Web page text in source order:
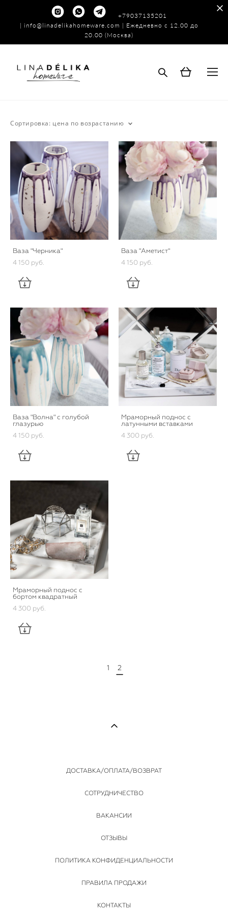
+79037135201
| info@linadelikahomeware.com | Ежедневно с 12.00 до
20.00 (Москва)
Сортировка: цена по возрастанию
Ваза "Черника"
4 150 pуб.
Ваза "Аметист"
4 150 pуб.
Ваза "Волна" с голубой
глазурью
4 150 pуб.
Мраморный поднос с
латунными вставками
4 300 pуб.
Мраморный поднос с
бортом квадратный
4 300 pуб.
1 2
ДОСТАВКА/ОПЛАТА/ВОЗВРАТ
СОТРУДНИЧЕСТВО
ВАКАНСИИ
ОТЗЫВЫ
ПОЛИТИКА КОНФИДЕНЦИАЛЬНОСТИ
ПРАВИЛА ПРОДАЖИ
КОНТАКТЫ